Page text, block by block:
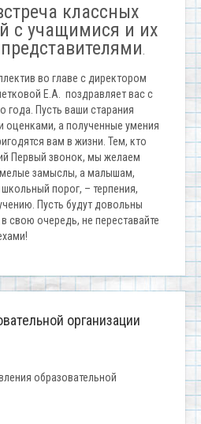
классных
с учащимися и их
во главе с директором
Е.А. поздравляет вас с
года. Пусть ваши старания
оценками, а полученные умения
вам в жизни. Тем, кто
Первый звонок, мы желаем
замыслы, а малышам,
порог, – терпения,
Пусть будут довольны
свою очередь, не переставайте
организации
образовательной